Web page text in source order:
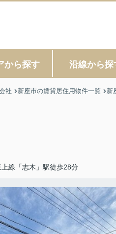
から探す 沿線から探
社 新座市の賃貸居住用物件一覧 新
線「志木」駅徒歩28分